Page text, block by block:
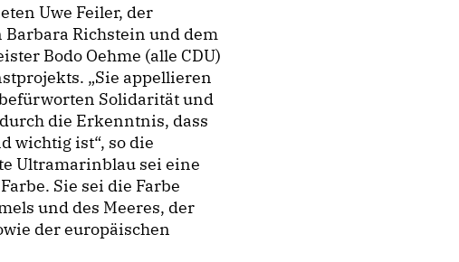
Uwe Feiler, der
Richstein und dem
Bodo Oehme (alle CDU)
„Sie appellieren
Solidarität und
die Erkenntnis, dass
wichtig ist“, so die
Ultramarinblau sei eine
Sie sei die Farbe
und des Meeres, der
der europäischen